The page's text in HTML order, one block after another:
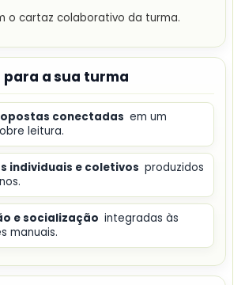
o cartaz colaborativo da turma.
para a sua turma
conectadas em um
leitura.
individuais e coletivos produzidos
e socialização integradas às
manuais.